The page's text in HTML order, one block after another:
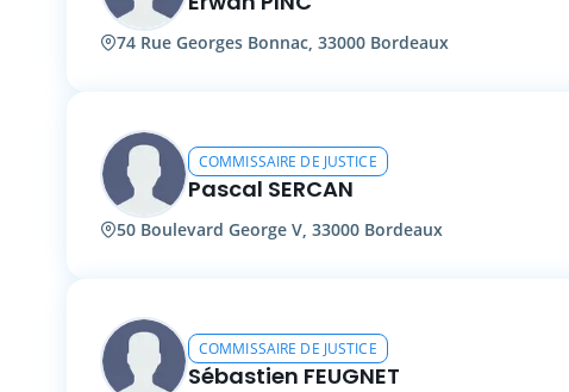
74 Rue Georges Bonnac, 33000 Bordeaux
COMMISSAIRE DE JUSTICE
Pascal SERCAN
50 Boulevard George V, 33000 Bordeaux
COMMISSAIRE DE JUSTICE
Sébastien FEUGNET